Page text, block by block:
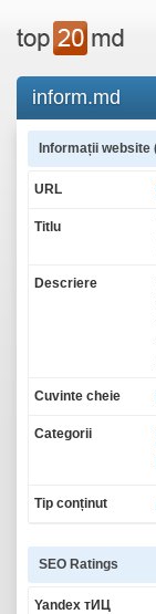
inform.md
Informații website
URL
Titlu
Descriere
Cuvinte cheie
Categorii
Tip conținut
SEO Ratings
Yandex тИЦ